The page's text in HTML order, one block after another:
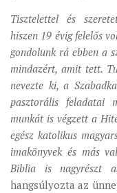
ZSINATI
KISKORÚAK
Tisztelettel és
hiszen 19 évig felelős
gondolunk rá ebben a
mindazért, amit tett.
nevezte ki, a
pasztorális feladatai
munkát is végzett a
egész katolikus
imakönyvek és más
Biblia is nagyrészt
hangsúlyozta az